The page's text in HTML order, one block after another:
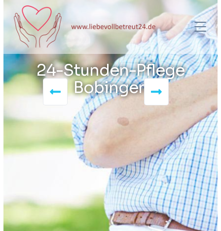
24-Stunden-Pflege
Bobingen